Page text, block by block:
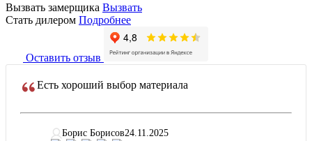
Вызвать замерщика Вызвать
Стать дилером Подробнее
Оставить отзыв
Есть хороший выбор материала
Борис Борисов24.11.2025